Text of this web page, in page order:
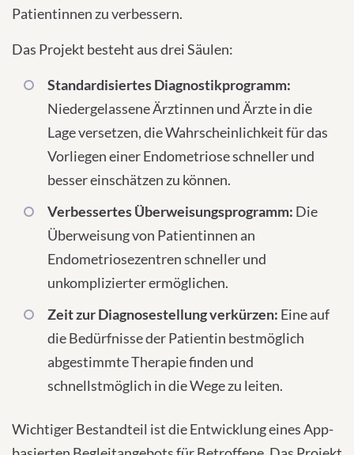
Patientinnen zu verbessern.
Das Projekt besteht aus drei Säulen:
Standardisiertes Diagnostikprogramm:
Niedergelassene Ärztinnen und Ärzte in die
Lage versetzen, die Wahrscheinlichkeit für das
Vorliegen einer Endometriose schneller und
besser einschätzen zu können.
Verbessertes Überweisungsprogramm: Die
Überweisung von Patientinnen an
Endometriosezentren schneller und
unkomplizierter ermöglichen.
Zeit zur Diagnosestellung verkürzen: Eine auf
die Bedürfnisse der Patientin bestmöglich
abgestimmte Therapie finden und
schnellstmöglich in die Wege zu leiten.
Wichtiger Bestandteil ist die Entwicklung eines App-